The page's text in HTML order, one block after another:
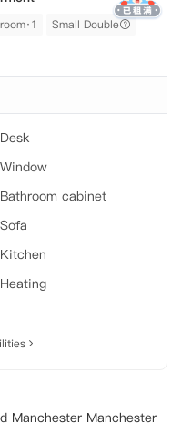
Small Double
Desk
Window
Bathroom cabinet
Sofa
Kitchen
Heating
Manchester Manchester